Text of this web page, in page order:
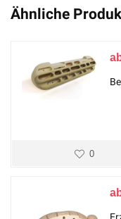
Ähnliche
0